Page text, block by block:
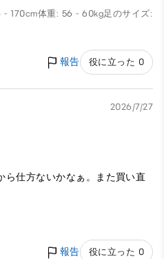
- 170cm体重: 56 - 60kg足のサイズ:
報告 役に立った 0
2026/7/27
ら仕方ないかなぁ。また買い直
報告 役に立った 0